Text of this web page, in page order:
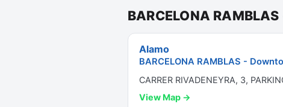
BARCELONA
Alamo
BARCELONA RAMBLAS -
CARRER RIVADENEYRA, 3,
View Map →